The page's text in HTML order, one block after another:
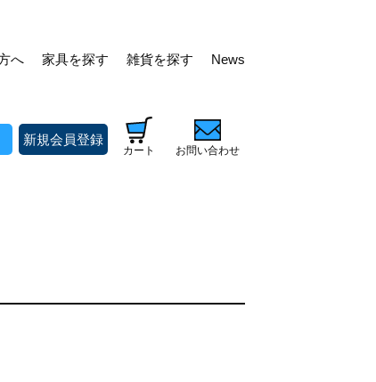
へ 家具を探す 雑貨を探す News
新規会員登録
カート お問い合わせ